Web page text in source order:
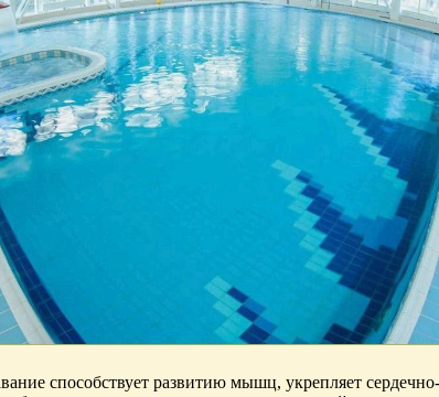
способствует развитию мышц, укрепляет